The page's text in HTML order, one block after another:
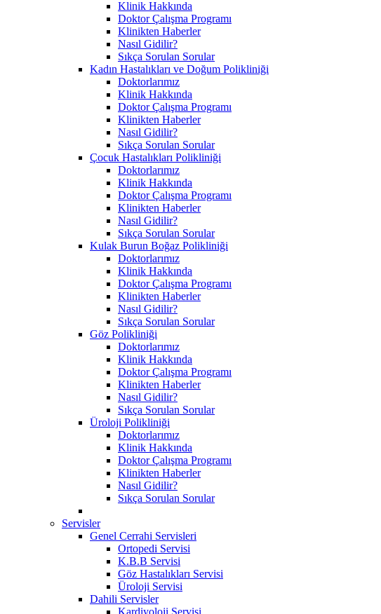
Klinik Hakkında
Doktor Çalışma Programı
Klinikten Haberler
Nasıl Gidilir?
Sıkça Sorulan Sorular
Kadın Hastalıkları ve Doğum Polikliniği
Doktorlarımız
Klinik Hakkında
Doktor Çalışma Programı
Klinikten Haberler
Nasıl Gidilir?
Sıkça Sorulan Sorular
Çocuk Hastalıkları Polikliniği
Doktorlarımız
Klinik Hakkında
Doktor Çalışma Programı
Klinikten Haberler
Nasıl Gidilir?
Sıkça Sorulan Sorular
Kulak Burun Boğaz Polikliniği
Doktorlarımız
Klinik Hakkında
Doktor Çalışma Programı
Klinikten Haberler
Nasıl Gidilir?
Sıkça Sorulan Sorular
Göz Polikliniği
Doktorlarımız
Klinik Hakkında
Doktor Çalışma Programı
Klinikten Haberler
Nasıl Gidilir?
Sıkça Sorulan Sorular
Üroloji Polikliniği
Doktorlarımız
Klinik Hakkında
Doktor Çalışma Programı
Klinikten Haberler
Nasıl Gidilir?
Sıkça Sorulan Sorular
Servisler
Genel Cerrahi Servisleri
Ortopedi Servisi
K.B.B Servisi
Göz Hastalıkları Servisi
Üroloji Servisi
Dahili Servisler
Kardiyoloji Servisi